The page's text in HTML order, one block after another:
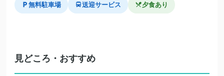
無料駐車場 送迎サービス 夕食あり
見どころ・おすすめ